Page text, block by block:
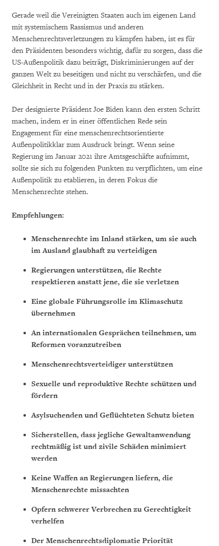
Gerade weil die Vereinigten Staaten auch im eigenen Land
mit systemischem Rassismus und anderen
Menschenrechtsverletzungen zu kämpfen haben, ist es für
den Präsidenten besonders wichtig, dafür zu sorgen, dass die
US-Außenpolitik dazu beiträgt, Diskriminierungen auf der
ganzen Welt zu beseitigen und nicht zu verschärfen, und die
Gleichheit in Recht und in der Praxis zu stärken.
Der designierte Präsident Joe Biden kann den ersten Schritt
machen, indem er in einer öffentlichen Rede sein
Engagement für eine menschenrechtsorientierte
Außenpolitikklar zum Ausdruck bringt. Wenn seine
Regierung im Januar 2021 ihre Amtsgeschäfte aufnimmt,
sollte sie sich zu folgenden Punkten zu verpflichten, um eine
Außenpolitik zu etablieren, in deren Fokus die
Menschenrechte stehen.
Empfehlungen:
Menschenrechte im Inland stärken, um sie auch
im Ausland glaubhaft zu verteidigen
Regierungen unterstützen, die Rechte
respektieren anstatt jene, die sie verletzen
Eine globale Führungsrolle im Klimaschutz
übernehmen
An internationalen Gesprächen teilnehmen, um
Reformen voranzutreiben
Menschenrechtsverteidiger unterstützen
Sexuelle und reproduktive Rechte schützen und
fördern
Asylsuchenden und Geflüchteten Schutz bieten
Sicherstellen, dass jegliche Gewaltanwendung
rechtmäßig ist und zivile Schäden minimiert
werden
Keine Waffen an Regierungen liefern, die
Menschenrechte missachten
Opfern schwerer Verbrechen zu Gerechtigkeit
verhelfen
Der Menschenrechtsdiplomatie Priorität